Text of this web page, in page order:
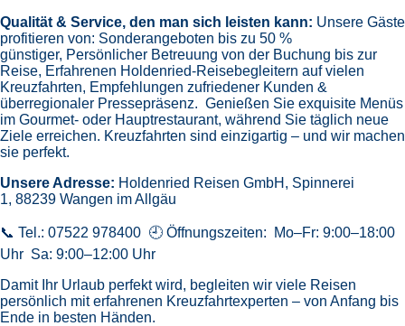
Qualität & Service, den man sich leisten kann: Unsere Gäste
profitieren von: Sonderangeboten bis zu 50 %
günstiger, Persönlicher Betreuung von der Buchung bis zur
Reise, Erfahrenen Holdenried-Reisebegleitern auf vielen
Kreuzfahrten, Empfehlungen zufriedener Kunden &
überregionaler Pressepräsenz. Genießen Sie exquisite Menüs
im Gourmet- oder Hauptrestaurant, während Sie täglich neue
Ziele erreichen. Kreuzfahrten sind einzigartig – und wir machen
sie perfekt.
Unsere Adresse: Holdenried Reisen GmbH, Spinnerei
1, 88239 Wangen im Allgäu
📞 Tel.: 07522 978400 🕘 Öffnungszeiten: Mo–Fr: 9:00–18:00
Uhr Sa: 9:00–12:00 Uhr
Damit Ihr Urlaub perfekt wird, begleiten wir viele Reisen
persönlich mit erfahrenen Kreuzfahrtexperten – von Anfang bis
Ende in besten Händen.